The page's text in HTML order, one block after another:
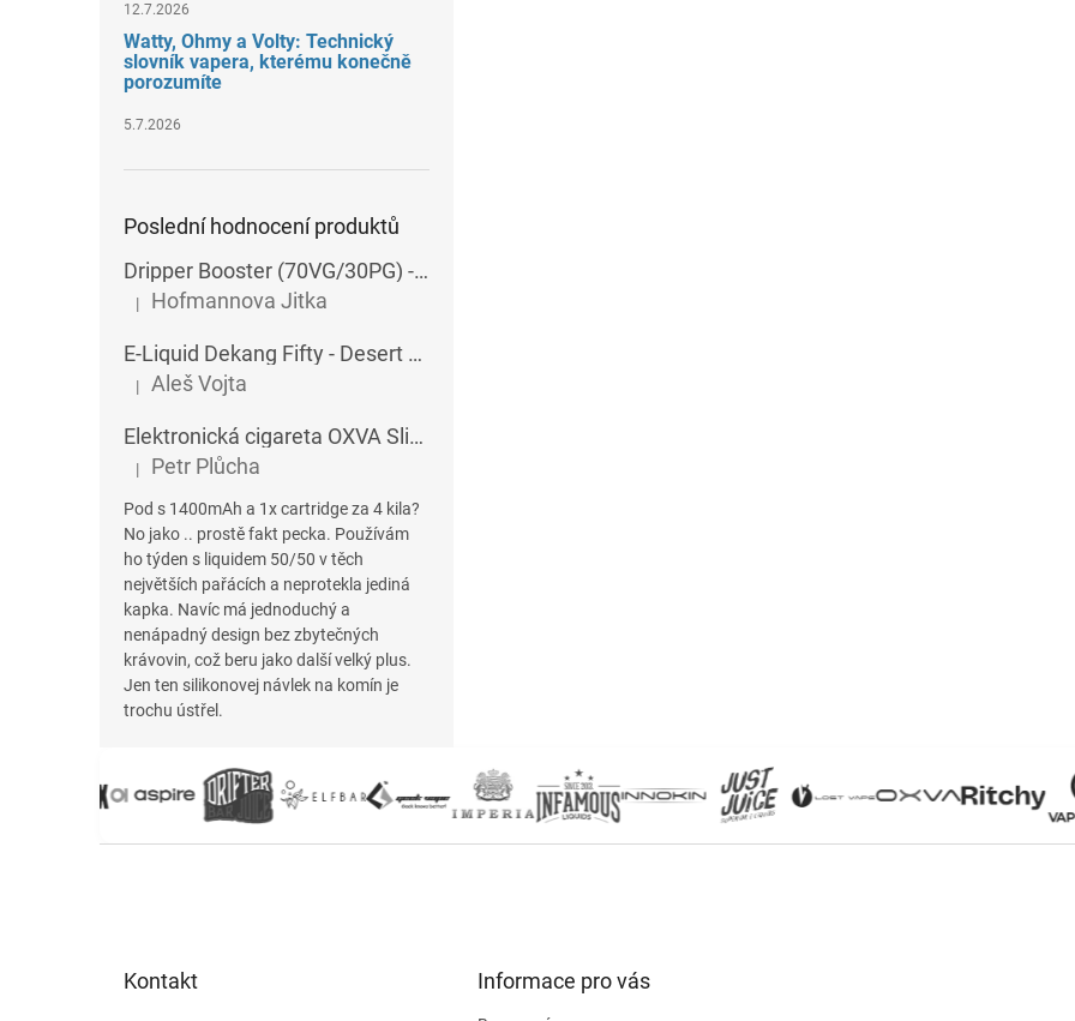
12.7.2026
Watty, Ohmy a Volty: Technický
slovník vapera, kterému konečně
porozumíte
5.7.2026
Poslední hodnocení produktů
Dripper Booster (70VG/30PG) - Imperia - 5x10 ml - 15 mg
Hodnocení produktu je 5 z 5 hvězdiček.
| Hofmannova Jitka
E-Liquid Dekang Fifty - Desert Ship - 10 ml
Hodnocení produktu je 5 z 5 hvězdiček.
| Aleš Vojta
Elektronická cigareta OXVA SlimStick X POD 1400 mAh
Hodnocení produktu je 5 z 5 hvězdiček.
| Petr Plůcha
Pod s 1400mAh a 1x cartridge za 4 kila?
No jako .. prostě fakt pecka. Používám
ho týden s liquidem 50/50 v těch
největších pařácích a neprotekla jediná
kapka. Navíc má jednoduchý a
nenápadný design bez zbytečných
krávovin, což beru jako další velký plus.
Jen ten silikonovej návlek na komín je
trochu ústřel.
Kontakt Informace pro vás